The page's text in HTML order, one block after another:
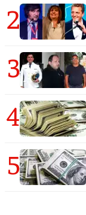
2
3
4
5